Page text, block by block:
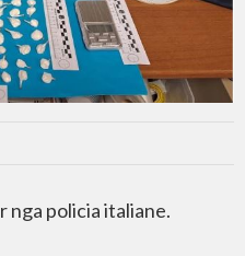
nga policia italiane.